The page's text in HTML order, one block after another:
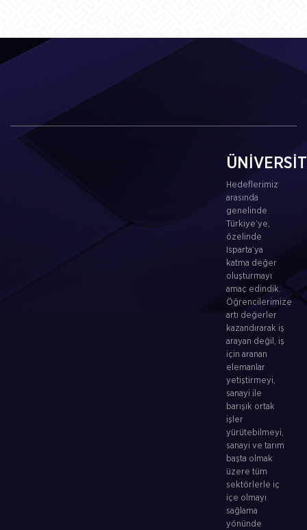
Hedeflerimiz
arasında
genelinde
Türkiye’ye,
özelinde
Isparta’ya
katma değer
oluşturmayı
amaç edindik.
Öğrencilerimize
artı değerler
kazandırarak iş
arayan değil, iş
için aranan
elemanlar
yetiştirmeyi,
sanayi ile
barışık ortak
işler
yürütebilmeyi,
sanayi ve tarım
başta olmak
üzere tüm
sektörlerle iç
içe olmayı
sağlama
yönünde